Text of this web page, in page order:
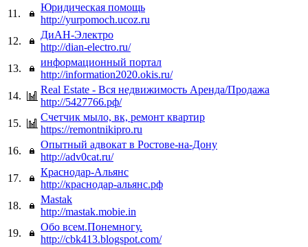
11.
Юридическая помощь
http://yurpomoch.ucoz.ru
12.
ДиАН-Электро
http://dian-electro.ru/
13.
информационный портал
http://information2020.okis.ru/
14.
Real Estate - Вся недвижимость Аренда/Продажа
http://5427766.рф/
15.
Счетчик мыло, вк, ремонт квартир
https://remontnikipro.ru
16.
Опытный адвокат в Ростове-на-Дону
http://adv0cat.ru/
17.
Краснодар-Альянс
http://краснодар-альянс.рф
18.
Mastak
http://mastak.mobie.in
19.
Обо всем.Понемногу.
http://cbk413.blogspot.com/